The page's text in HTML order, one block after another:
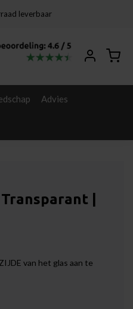
leverbaar
Advies
|
van het glas aan te